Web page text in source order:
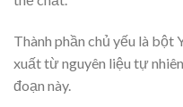
Thành phần chủ yếu là bột
xuất từ nguyên liệu tự
đoạn này.